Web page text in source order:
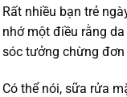
Rất nhiều bạn trẻ
nhớ một điều rằng
sóc tưởng chừng
Có thể nói, sữa rửa